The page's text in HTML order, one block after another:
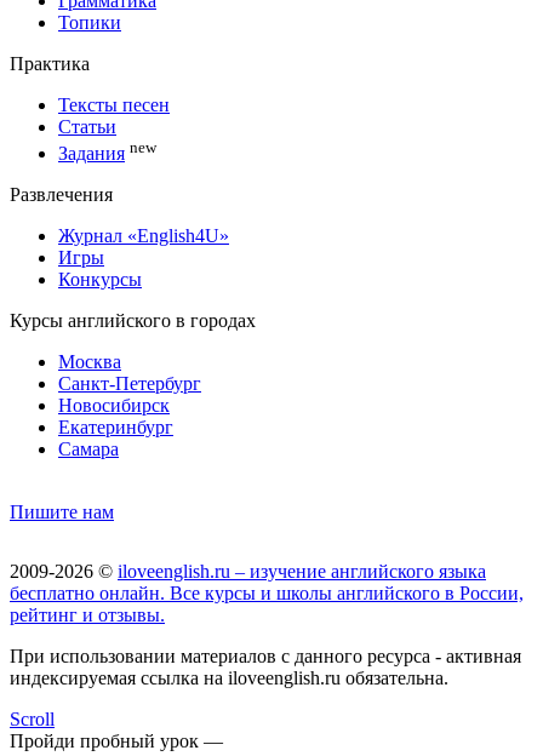
Топики
Практика
Тексты песен
Статьи
Задания new
Развлечения
Журнал «English4U»
Игры
Конкурсы
Курсы английского в городах
Москва
Санкт-Петербург
Новосибирск
Екатеринбург
Самара
Пишите нам
2009-2026 © iloveenglish.ru – изучение английского языка
бесплатно онлайн. Все курсы и школы английского в России,
рейтинг и отзывы.
При использовании материалов с данного ресурса - активная
индексируемая ссылка на iloveenglish.ru обязательна.
Scroll
Пройди пробный урок —